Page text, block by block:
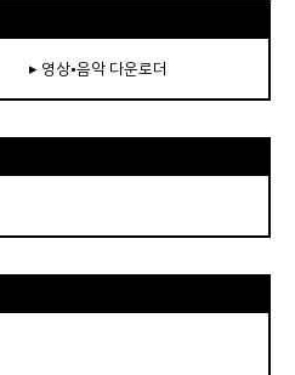
▸ 영상•음악 다운로더